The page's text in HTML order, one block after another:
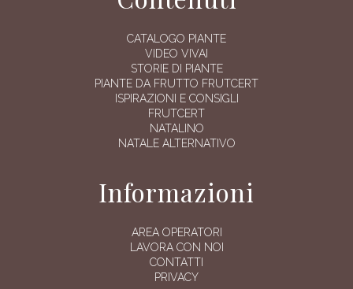
CATALOGO PIANTE
VIDEO VIVAI
STORIE DI PIANTE
PIANTE DA FRUTTO FRUTCERT
ISPIRAZIONI E CONSIGLI
FRUTCERT
NATALINO
NATALE ALTERNATIVO
Informazioni
AREA OPERATORI
LAVORA CON NOI
CONTATTI
PRIVACY